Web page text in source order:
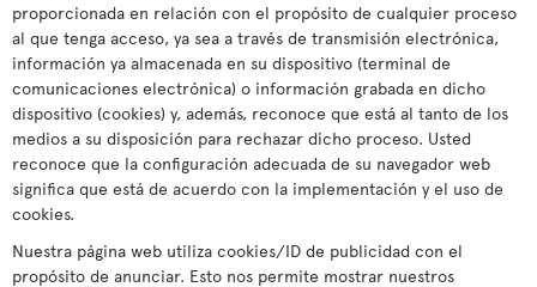
proporcionada en relación con el propósito de cualquier proceso
al que tenga acceso, ya sea a través de transmisión electrónica,
información ya almacenada en su dispositivo (terminal de
comunicaciones electrónica) o información grabada en dicho
dispositivo (cookies) y, además, reconoce que está al tanto de los
medios a su disposición para rechazar dicho proceso. Usted
reconoce que la configuración adecuada de su navegador web
significa que está de acuerdo con la implementación y el uso de
cookies.
Nuestra página web utiliza cookies/ID de publicidad con el
propósito de anunciar. Esto nos permite mostrar nuestros